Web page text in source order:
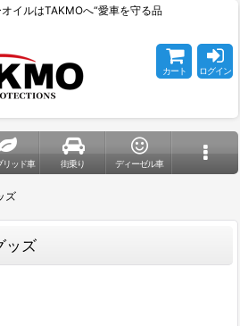
イルはTAKMOへ“愛車を守る品
”
カート ログイン
リッド車 街乗り ディーゼル車
ズ
ッズ